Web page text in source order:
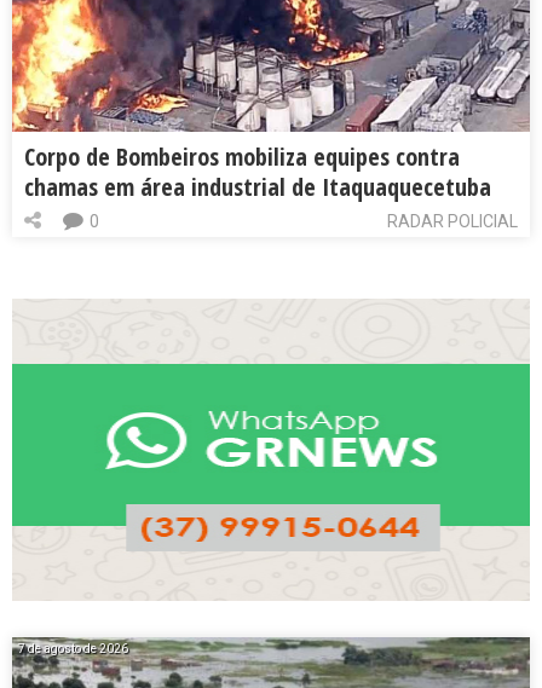
Corpo de Bombeiros mobiliza equipes contra
chamas em área industrial de Itaquaquecetuba
RADAR POLICIAL
0
7 de agosto de 2026